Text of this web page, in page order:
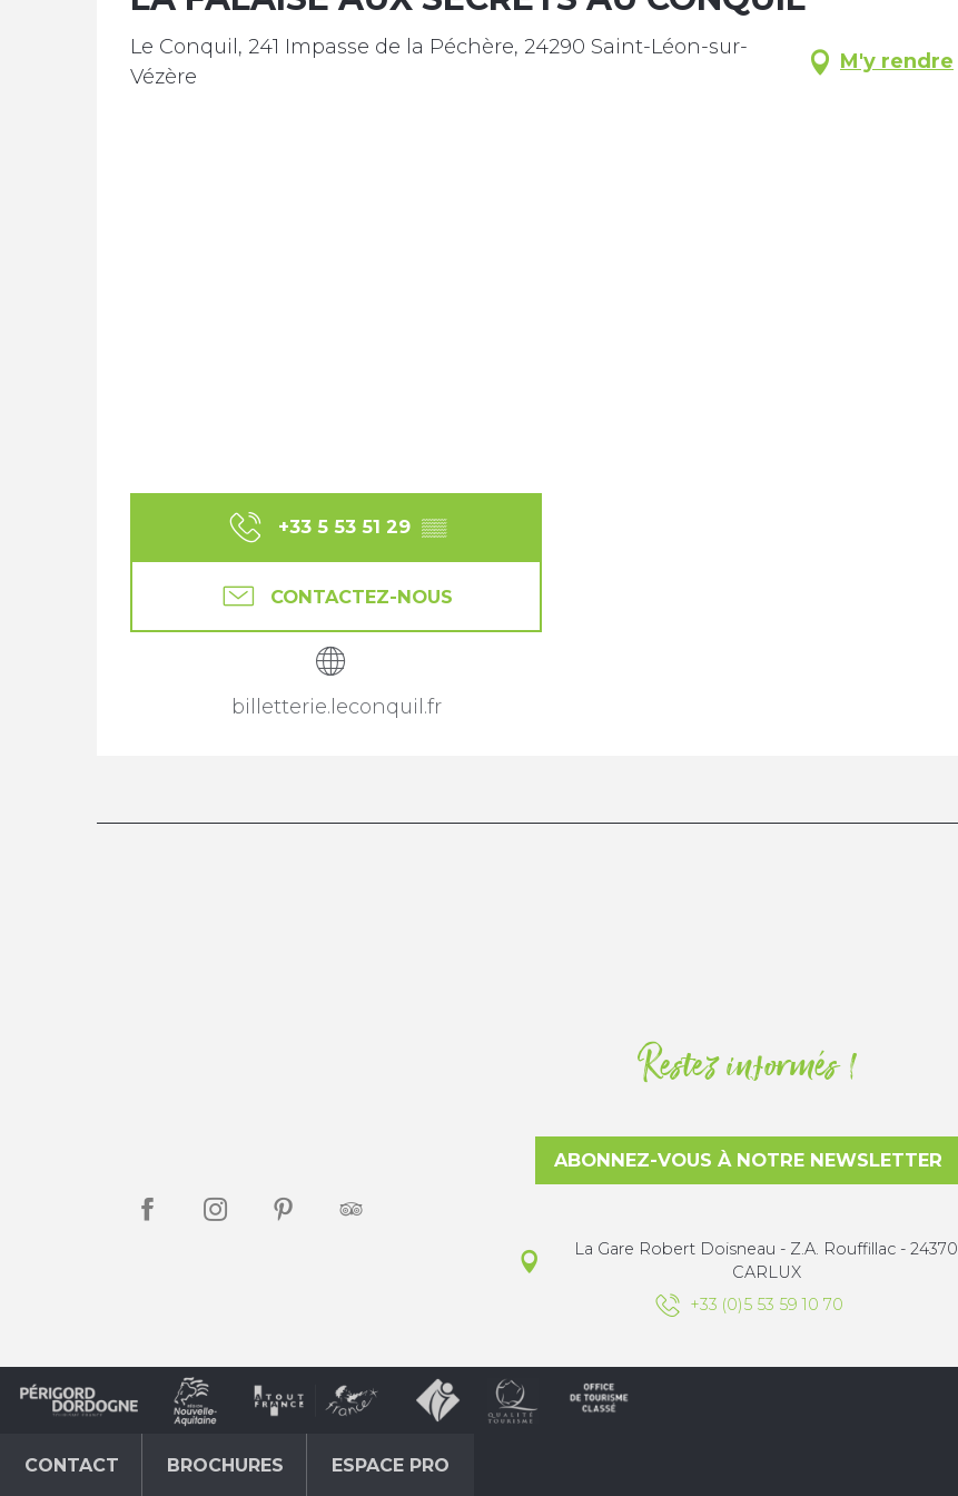
Le Conquil, 241 Impasse de la Péchère, 24290 Saint-Léon-sur-
Vézère
M'y rendre
+33 5 53 51 29 ▒▒
CONTACTEZ-NOUS
billetterie.leconquil.fr
Restez informés !
ABONNEZ-VOUS À NOTRE NEWSLETTER
La Gare Robert Doisneau - Z.A. Rouffillac - 24370
CARLUX
+33 (0)5 53 59 10 70
CONTACT BROCHURES ESPACE PRO